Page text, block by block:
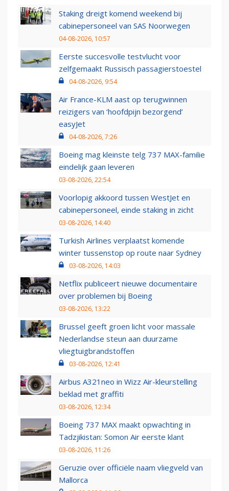
Staking dreigt komend weekend bij
cabinepersoneel van SAS Noorwegen
04-08-2026, 10:57
Eerste succesvolle testvlucht voor
zelfgemaakt Russisch passagierstoestel
04-08-2026, 9:54
Air France-KLM aast op terugwinnen
reizigers van ‘hoofdpijn bezorgend’
easyJet
04-08-2026, 7:26
Boeing mag kleinste telg 737 MAX-familie
eindelijk gaan leveren
03-08-2026, 22:54
Voorlopig akkoord tussen WestJet en
cabinepersoneel, einde staking in zicht
03-08-2026, 14:40
Turkish Airlines verplaatst komende
winter tussenstop op route naar Sydney
03-08-2026, 14:03
Netflix publiceert nieuwe documentaire
over problemen bij Boeing
03-08-2026, 13:22
Brussel geeft groen licht voor massale
Nederlandse steun aan duurzame
vliegtuigbrandstoffen
03-08-2026, 12:41
Airbus A321neo in Wizz Air-kleurstelling
beklad met graffiti
03-08-2026, 12:34
Boeing 737 MAX maakt opwachting in
Tadzjikistan: Somon Air eerste klant
03-08-2026, 11:26
Geruzie over officiële naam vliegveld van
Mallorca